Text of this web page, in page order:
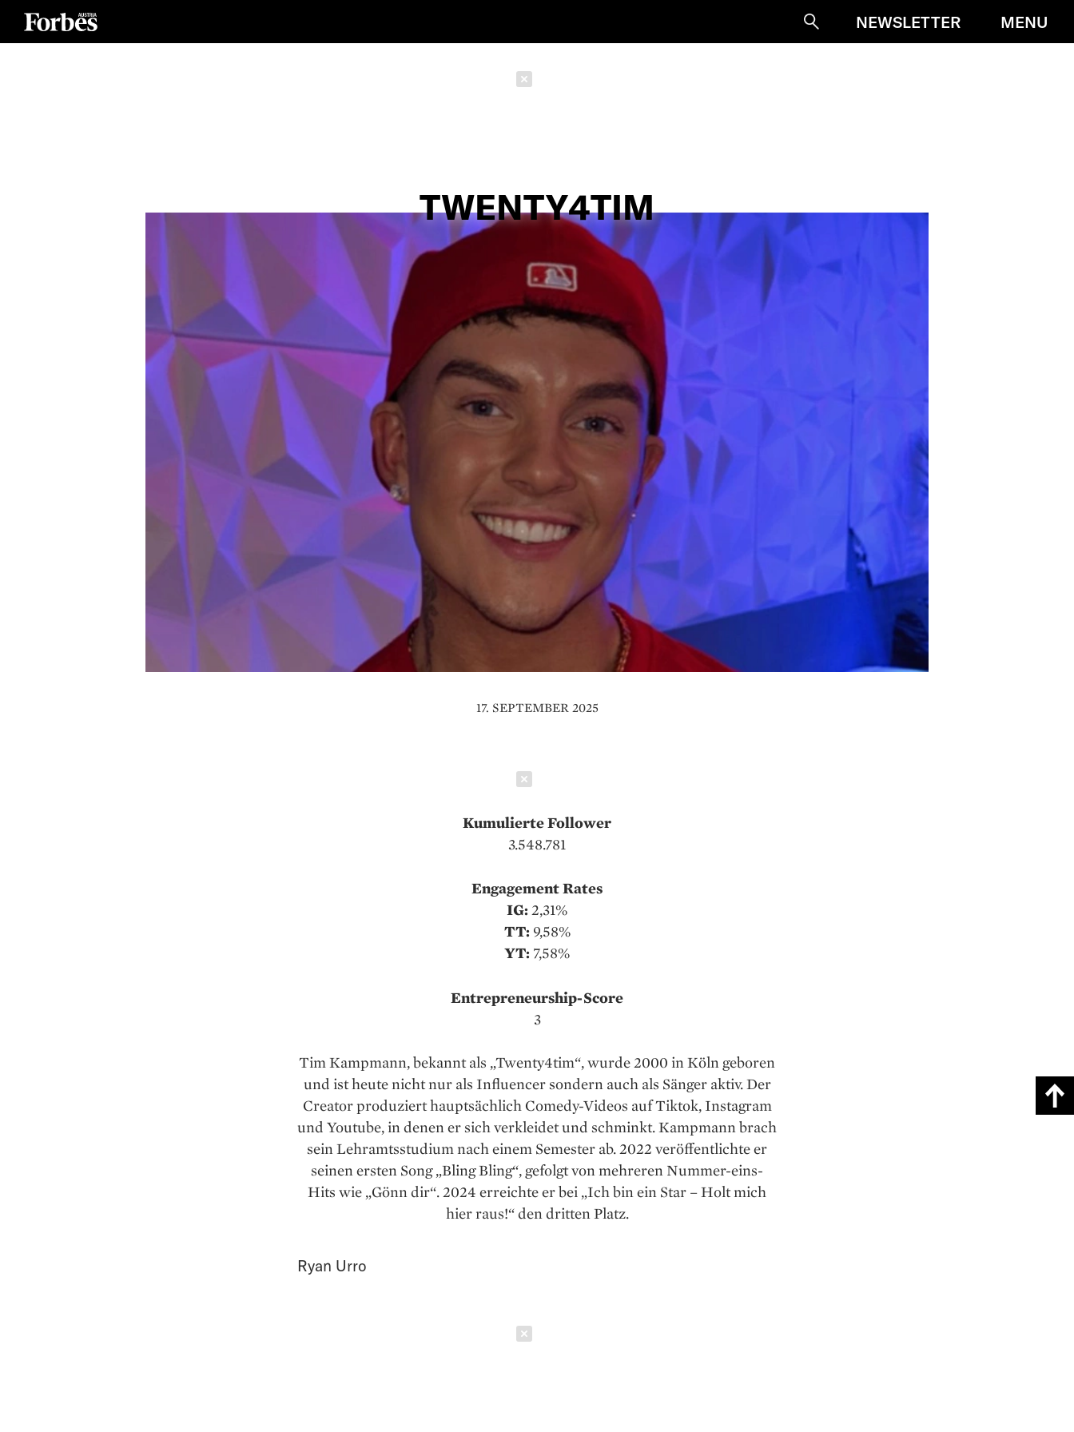
SucheNEWSLETTER MENU
TWENTY4TIM
17. SEPTEMBER 2025
Kumulierte Follower
3.548.781
Engagement Rates
IG: 2,31%
TT: 9,58%
YT: 7,58%
Entrepreneurship-Score
3
Tim Kampmann, bekannt als „Twenty4tim“, wurde 2000 in Köln geboren
und ist heute nicht nur als Influencer sondern auch als Sänger aktiv. Der
Creator produziert hauptsächlich Comedy-Videos auf Tiktok, Instagram
und Youtube, in denen er sich verkleidet und schminkt. Kampmann brach
sein Lehramtsstudium nach einem Semester ab. 2022 veröffentlichte er
seinen ersten Song „Bling Bling“, gefolgt von mehreren Nummer-eins-
Hits wie „Gönn dir“. 2024 erreichte er bei „Ich bin ein Star – Holt mich
hier raus!“ den dritten Platz.
Ryan Urro